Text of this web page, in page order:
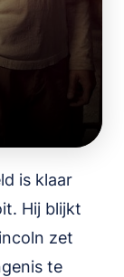
is klaar
Hij blijkt
zet
te